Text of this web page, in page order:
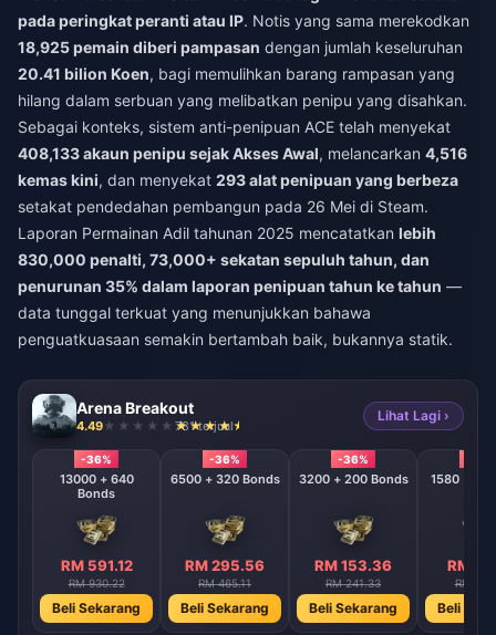
pada peringkat peranti atau IP. Notis yang sama merekodkan
18,925 pemain diberi pampasan dengan jumlah keseluruhan
20.41 bilion Koen, bagi memulihkan barang rampasan yang
hilang dalam serbuan yang melibatkan penipu yang disahkan.
Sebagai konteks, sistem anti-penipuan ACE telah menyekat
408,133 akaun penipu sejak Akses Awal, melancarkan 4,516
kemas kini, dan menyekat 293 alat penipuan yang berbeza
setakat pendedahan pembangun pada 26 Mei di Steam.
Laporan Permainan Adil tahunan 2025 mencatatkan lebih
830,000 penalti, 73,000+ sekatan sepuluh tahun, dan
penurunan 35% dalam laporan penipuan tahun ke tahun —
data tunggal terkuat yang menunjukkan bahawa
penguatkuasaan semakin bertambah baik, bukannya statik.
Arena Breakout
4.49 781 terjual
Lihat Lagi ›
-36%
13000 + 640
Bonds
RM 591.12
RM 930.22
Beli Sekarang
-36%
6500 + 320 Bonds
RM 295.56
RM 465.11
Beli Sekarang
-36%
3200 + 200 Bonds
RM 153.36
RM 241.33
Beli Sekarang
RM
RM
Beli